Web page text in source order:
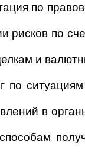
по
рисков по
и
по
в